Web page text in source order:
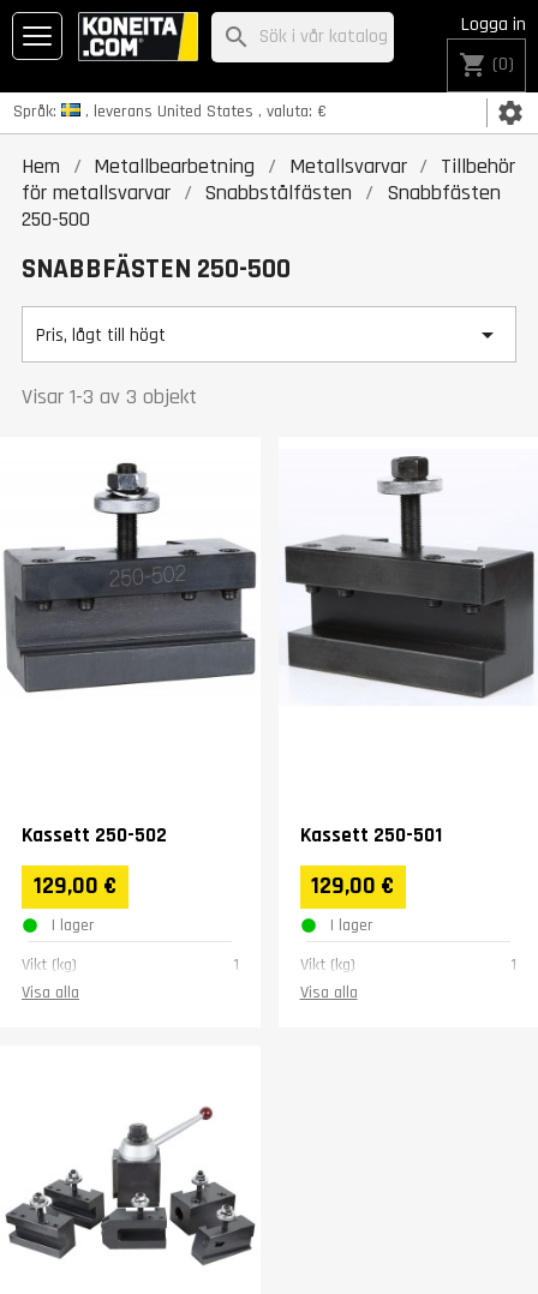
Språk: , leverans United States , valuta: € settings
Logga in
shopping_cart (0)
search
Hem Metallbearbetning Metallsvarvar
Tillbehör
för metallsvarvar
Snabbstålfästen
Snabbfästen
250-500
SNABBFÄSTEN 250-500
Pris, lågt till högt 
Visar 1-3 av 3 objekt
Kassett 250-502
129,00 €
I lager
Vikt (kg)
1
Visa alla
Kassett 250-501
129,00 €
I lager
Vikt (kg)
1
Visa alla